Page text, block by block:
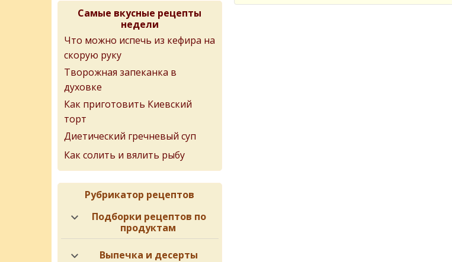
Самые вкусные рецепты
недели
Что можно испечь из кефира на
скорую руку
Творожная запеканка в
духовке
Как приготовить Киевский
торт
Диетический гречневый суп
Как солить и вялить рыбу
Рубрикатор рецептов
Подборки рецептов по
продуктам
Выпечка и десерты